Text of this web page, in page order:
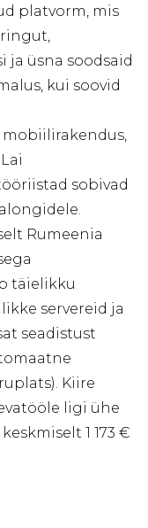
platvorm, mis
ja üsna soodsaid
kui soovid
mobiilirakendus,
sobivad
Rumeenia
täielikku
servereid ja
seadistust
Kiire
ligi ühe
1 173 €